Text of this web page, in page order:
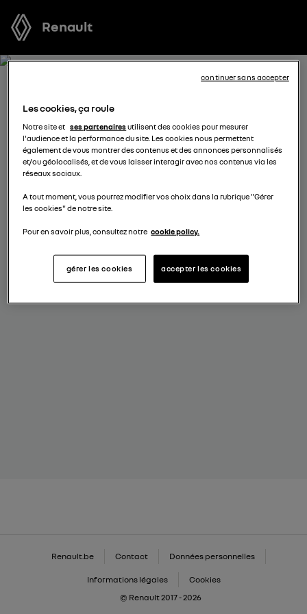
Renault
RECEVEZ GRATUITEMENT
VOTRE OFFRE POUR
AUSTRAL
proposer l’offre la plus avantageuse, des solutions de
conseiller dans votre projet d’achat.
complétez vos coordonnées
Renault.be Contact Données personnelles
Informations légales
Cookies
© Renault 2017 - 2026
Les cookies, ça roule
Notre site et ses partenairesutilisent des cookies pour mesurer
l'audience et la performance du site. Les cookies nous permettent
également de vous montrer des contenus et des annonces personnalisés
et/ou géolocalisés, et de vous laisser interagir avec nos contenus via les
réseaux sociaux.
A tout moment, vous pourrez modifier vos choix dans la rubrique "Gérer
les cookies" de notre site.
Pour en savoir plus, consultez notre cookie policy.
accepter les cookies
gérer les cookies
continuer sans accepter